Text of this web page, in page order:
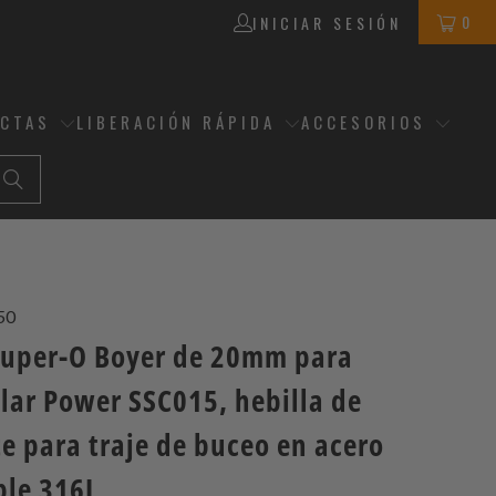
INICIAR SESIÓN 0
LIBERACIÓN RÁPIDA ACCESORIOS
O Boyer de 20mm para
Power SSC015, hebilla de
para traje de buceo en acero